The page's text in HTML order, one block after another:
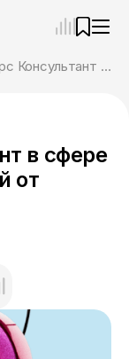
Онлайн курс Консультант в сфере сексуальных отношений от Talentsy
в сфере
от
вашим